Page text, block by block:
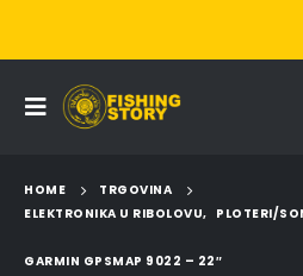
HOME
TRGOVINA
ELEKTRONIKA U RIBOLOVU, PLOTERI/
GARMIN GPSMAP 9022 – 22″